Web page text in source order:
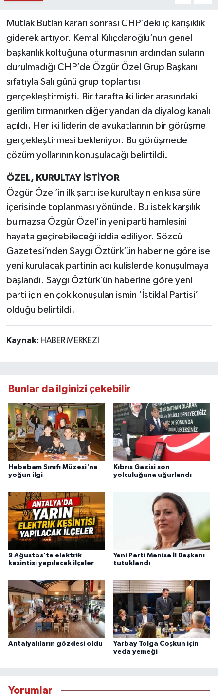
Mutlak Butlan kararı sonrası CHP’deki iç karışıklık
giderek artıyor. Kemal Kılıçdaroğlu’nun genel
başkanlık koltuğuna oturmasının ardından suların
durulmadığı CHP’de Özgür Özel Grup Başkanı
sıfatıyla Salı günü grup toplantısı
gerçekleştirmişti. Bir tarafta iki lider arasındaki
gerilim tırmanırken diğer yandan da diyalog kanalı
açıldı. Her iki liderin de avukatlarının bir görüşme
gerçekleştirmesi bekleniyor. Bu görüşmede
çözüm yollarının konuşulacağı belirtildi.
ÖZEL, KURULTAY İSTİYOR
Özgür Özel’in ilk şartı ise kurultayın en kısa süre
içerisinde toplanması yönünde. Bu istek karşılık
bulmazsa Özgür Özel’in yeni parti hamlesini
hayata geçirebileceği iddia ediliyor. Sözcü
Gazetesi’nden Saygı Öztürk’ün haberine göre ise
yeni kurulacak partinin adı kulislerde konuşulmaya
başlandı. Saygı Öztürk’ün haberine göre yeni
parti için en çok konuşulan ismin ‘İstiklal Partisi’
olduğu belirtildi.
Kaynak: HABER MERKEZİ
Bunlar da ilginizi çekebilir
Hababam Sınıfı Müzesi'ne
yoğun ilgi
Kıbrıs Gazisi son
yolculuğuna uğurlandı
9 Ağustos’ta elektrik
kesintisi yapılacak ilçeler
Yeni Parti Manisa İl Başkanı
tutuklandı
Antalyalıların gözdesi oldu
Yarbay Tolga Coşkun için
veda yemeği
Yorumlar
YAZARLAR
RESMİ İLAN
MAGAZİN